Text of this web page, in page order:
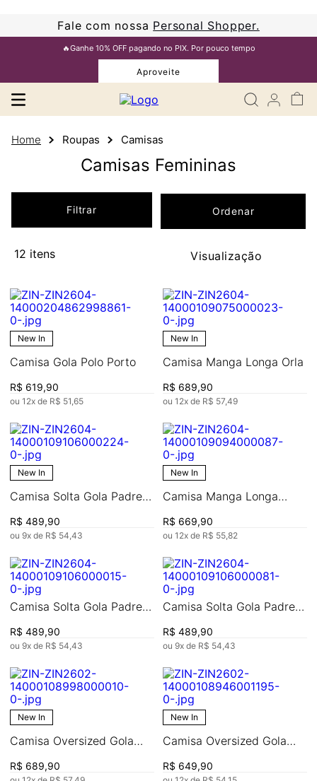
Fale com nossa Personal Shopper.
🔥Ganhe 10% OFF pagando no PIX. Por pouco tempo
Aproveite
Roupas Camisas
Camisas Femininas
Filtrar
12
New In
Camisa Gola Polo Porto
R$ 619,90
ou 12x de R$ 51,65
New In
Camisa Manga Longa Orla
R$ 689,90
ou 12x de R$ 57,49
New In
Camisa Solta Gola Padre
R$ 489,90
ou 9x de R$ 54,43
New In
Camisa Manga Longa
R$ 669,90
ou 12x de R$ 55,82
Camisa Solta Gola Padre
R$ 489,90
ou 9x de R$ 54,43
Camisa Solta Gola Padre
R$ 489,90
ou 9x de R$ 54,43
New In
Camisa Oversized Gola
Alongada
R$ 689,90
New In
Camisa Oversized Gola
Alongada
R$ 649,90